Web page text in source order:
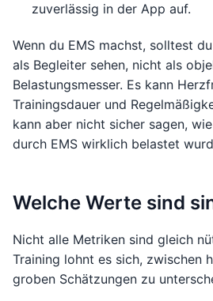
zuverlässig in der App auf.
Wenn du EMS machst, solltest
als Begleiter sehen, nicht als
Belastungsmesser. Es kann
Trainingsdauer und
kann aber nicht sicher sagen,
durch EMS wirklich belastet
Welche Werte sind
Nicht alle Metriken sind gleich
Training lohnt es sich, zwischen
groben Schätzungen zu